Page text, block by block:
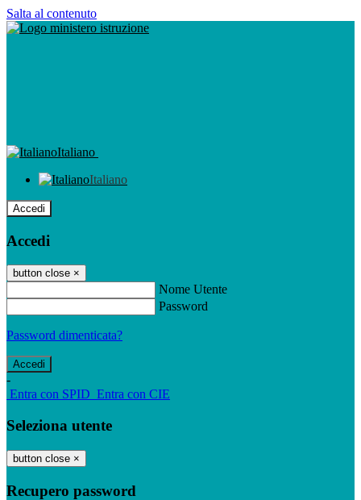
Salta al contenuto
Italiano
Italiano
Accedi
Accedi
button close ×
Nome Utente
Password
Password dimenticata?
-
Entra con SPID Entra con CIE
Seleziona utente
button close ×
Recupero password